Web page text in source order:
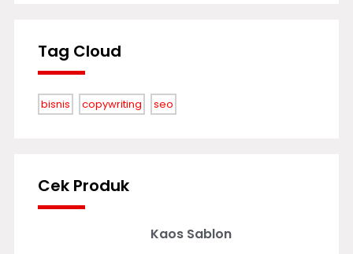
Tag Cloud
bisnis copywriting seo
Cek Produk
Kaos Sablon